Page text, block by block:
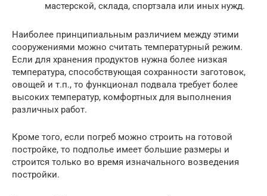
мастерской, склада, спортзала или иных нужд.
Наиболее принципиальным различием между этими
сооружениями можно считать температурный режим.
Если для хранения продуктов нужна более низкая
температура, способствующая сохранности заготовок,
овощей и т.п., то функционал подвала требует более
высоких температур, комфортных для выполнения
различных работ.
Кроме того, если погреб можно строить на готовой
постройке, то подполье имеет большие размеры и
строится только во время изначального возведения
постройки.